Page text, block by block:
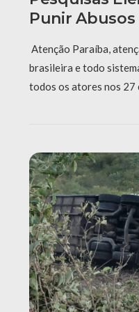
Punir Abusos
Atenção Paraíba,
brasileira e todo
todos os atores nos 27